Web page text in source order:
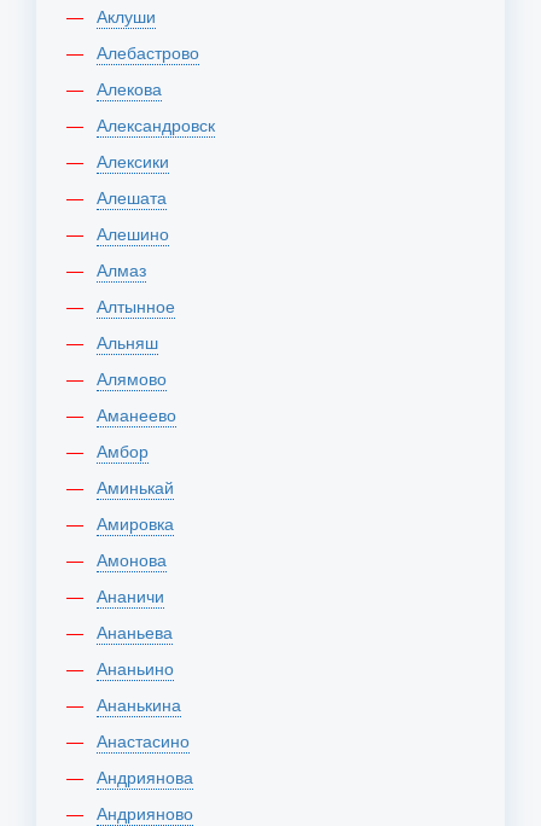
Аклуши
Алебастрово
Алекова
Александровск
Алексики
Алешата
Алешино
Алмаз
Алтынное
Альняш
Алямово
Аманеево
Амбор
Аминькай
Амировка
Амонова
Ананичи
Ананьева
Ананьино
Ананькина
Анастасино
Андриянова
Андрияново